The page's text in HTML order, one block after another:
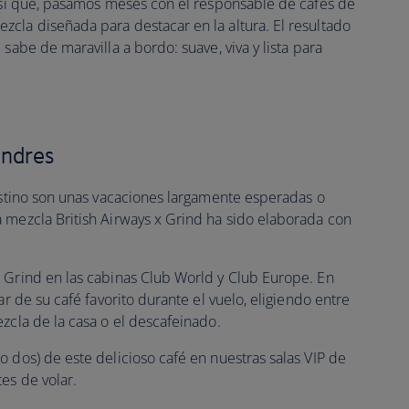
diseñada para destacar en la altura. El resultado
de maravilla a bordo: suave, viva y lista para
son unas vacaciones largamente esperadas o
British Airways x Grind ha sido elaborada con
en las cabinas Club World y Club Europe. En
de su café favorito durante el vuelo, eligiendo entre
de la casa o el descafeinado.
de este delicioso café en nuestras salas VIP de
de volar.